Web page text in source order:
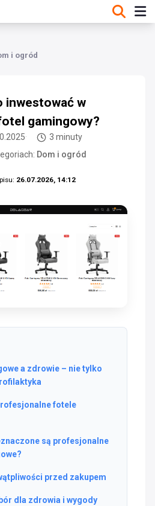
i ogród
inwestować w
gamingowy?
3 minuty
Dom i ogród
26.07.2026, 14:12
a zdrowie – nie tylko
fotele
są profesjonalne
przed zakupem
dla zdrowia i wygody